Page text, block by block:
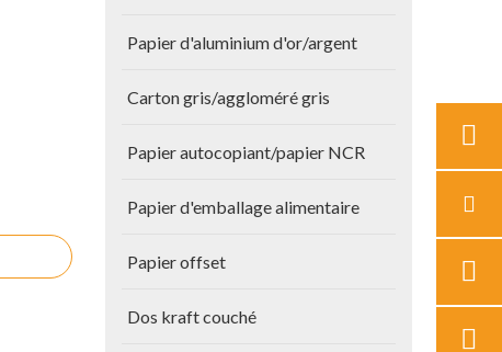
Papier d'aluminium d'or/argent
Carton gris/aggloméré gris
Papier autocopiant/papier NCR
Papier d'emballage alimentaire
Papier offset
Dos kraft couché